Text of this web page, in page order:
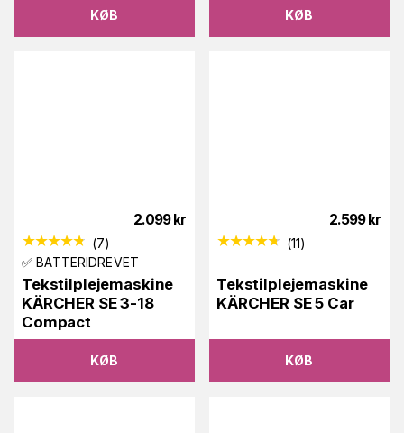
KØB KØB
2.099 kr
(7)
✅ BATTERIDREVET
Tekstilplejemaskine
KÄRCHER SE 3-18
Compact
KØB
2.599 kr
(11)
Tekstilplejemaskine
KÄRCHER SE 5 Car
KØB